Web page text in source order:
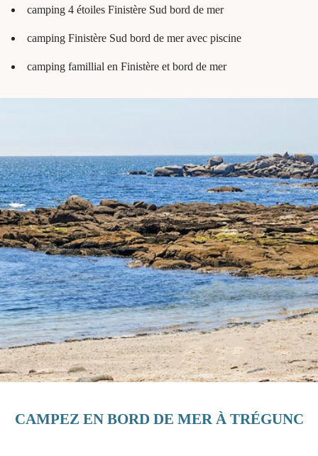
camping 4 étoiles Finistère Sud bord de mer
camping Finistère Sud bord de mer avec piscine
camping famillial en Finistère et bord de mer
CAMPEZ EN BORD DE MER À TRÉGUNC